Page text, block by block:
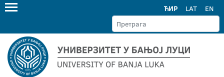
ЋИР LAT EN